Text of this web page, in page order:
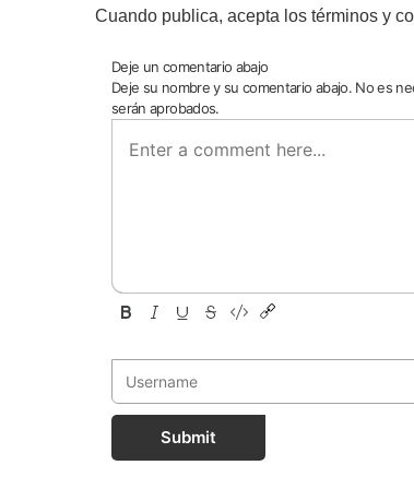
Cuando publica, acepta los términos y
Deje un comentario abajo
Deje su nombre y su comentario abajo. No es
serán aprobados.
Submit